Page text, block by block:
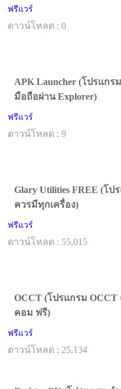
ฟรีแวร์
ดาวน์โหลด : 0
APK Launcher (โปรแก
มือถือผ่าน Explorer)
ฟรีแวร์
ดาวน์โหลด : 9
Glary Utilities FREE (โ
ควรมีทุกเครื่อง)
ฟรีแวร์
ดาวน์โหลด : 55,015
OCCT (โปรแกรม
คอม ฟรี)
ฟรีแวร์
ดาวน์โหลด : 25,134